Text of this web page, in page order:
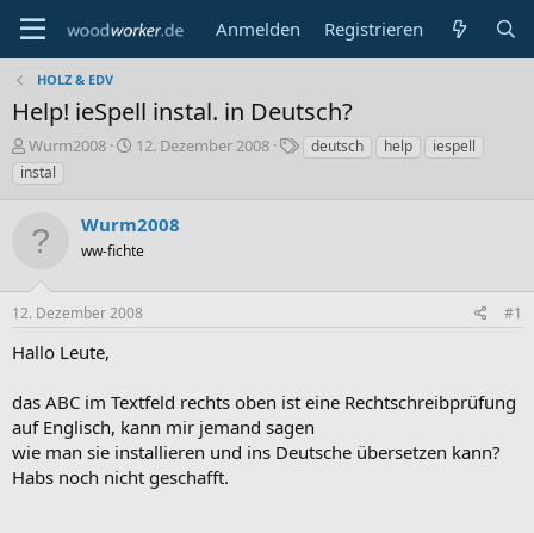
Anmelden Registrieren
HOLZ & EDV
Help! ieSpell instal. in Deutsch?
E
r
s
e
e
r
Wurm2008
E
e
l
t
a
12. Dezember 2008
S
o
deutsch help
iespell
instal
Wurm2008
ww-fichte
12. Dezember 2008 #1
Hallo Leute,
das ABC im Textfeld rechts oben ist eine Rechtschreibprüfung
auf Englisch, kann mir jemand sagen
wie man sie installieren und ins Deutsche übersetzen kann?
Habs noch nicht geschafft.